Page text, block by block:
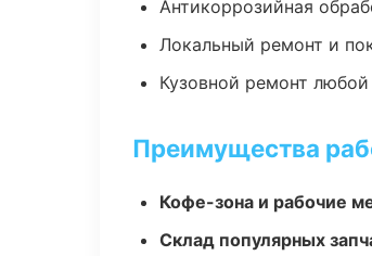
Антикоррозийная
Локальный ремонт и
Кузовной ремонт
Преимущества
Кофе-зона и рабочие
Склад популярных